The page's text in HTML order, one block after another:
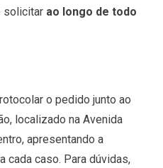
solicitar ao longo de todo
o pedido junto ao
localizado na Avenida
apresentando a
cada caso. Para dúvidas,